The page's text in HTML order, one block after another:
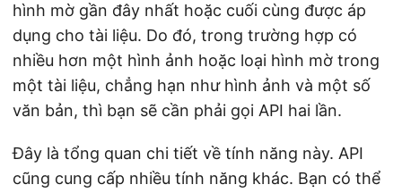
hình mờ gần đây nhất hoặc cuối cùng được áp
dụng cho tài liệu. Do đó, trong trường hợp có
nhiều hơn một hình ảnh hoặc loại hình mờ trong
một tài liệu, chẳng hạn như hình ảnh và một số
văn bản, thì bạn sẽ cần phải gọi API hai lần.
Đây là tổng quan chi tiết về tính năng này. API
cũng cung cấp nhiều tính năng khác. Bạn có thể